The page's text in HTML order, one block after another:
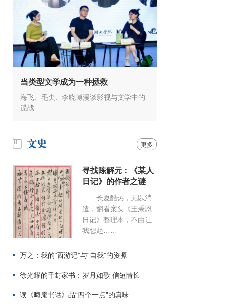
当类型文学成为一种拯救
海飞、毛尖、李晓博漫谈影视与文学中的
谍战
更多
寻找陈解元：《某人
日记》的作者之谜
长夏酷热，无以消
遣，翻看案头《王秉恩
日记》整理本，不由让
我想起……
万之：我的“西游记”与“自我”的资源
徐光耀的千封家书：岁月如歌 信短情长
读《晦庵书话》品“四个一点”的真味